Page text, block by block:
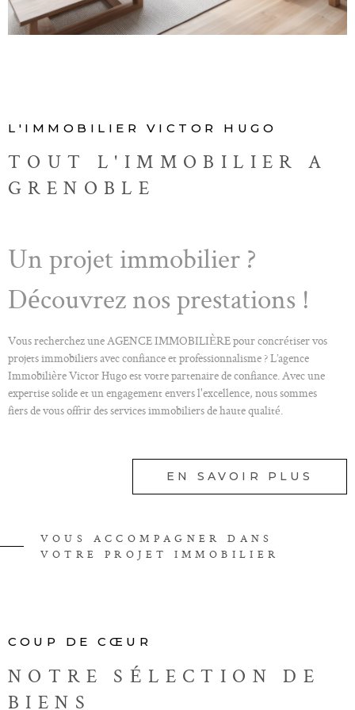
ALERTE E-
L'IMMOBILIER VICTOR HUGO
TOUT L'IMMOBILIER A
GRENOBLE
Un projet immobilier ?
Découvrez nos prestations !
Vous recherchez une AGENCE IMMOBILIÈRE pour concrétiser vos
projets immobiliers avec confiance et professionnalisme ? L’agence
Immobilière Victor Hugo est votre partenaire de confiance. Avec une
expertise solide et un engagement envers l'excellence, nous sommes
fiers de vous offrir des services immobiliers de haute qualité.
À l'agence Immobilière Victor Hugo, nous comprenons que chaque projet
Notre équipe dédiée met à votre disposition son savoir-faire et son réseau
pour VOUS ACCOMPAGNER À CHAQUE ÉTAPE DE VOTRE
LOCATION D'UN LOGEMENT dans la région.
Nos services de vente et de location
EN SAVOIR PLUS
VOUS ACCOMPAGNER DANS
VOTRE PROJET IMMOBILIER
COUP DE CŒUR
NOTRE SÉLECTION
DE
BIENS